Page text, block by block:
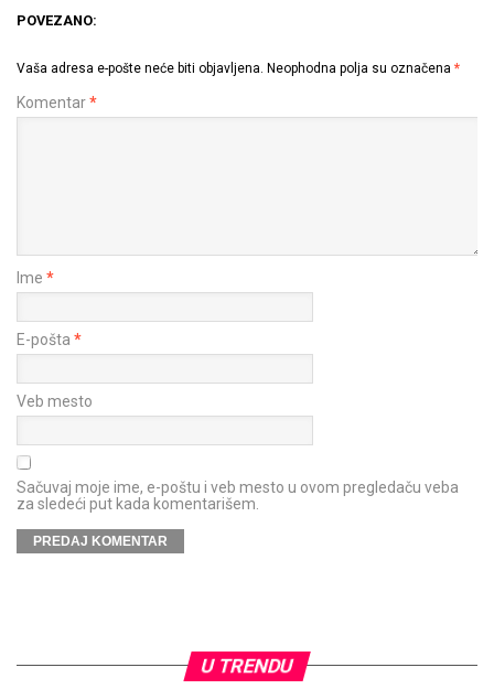
POVEZANO:
Vaša adresa e-pošte neće biti objavljena. Neophodna polja su označena *
Komentar*
Ime *
E-pošta *
Veb mesto
Sačuvaj moje ime, e-poštu i veb mesto u ovom pregledaču veba
za sledeći put kada komentarišem.
U TRENDU